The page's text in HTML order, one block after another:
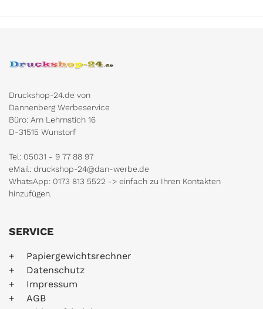
Druckshop-24.de von
Dannenberg Werbeservice
Büro: Am Lehmstich 16
D-31515 Wunstorf
Tel: 05031 - 9 77 88 97
eMail: druckshop-24@dan-werbe.de
WhatsApp: 0173 813 5522 -> einfach zu Ihren Kontakten
hinzufügen.
SERVICE
Papiergewichtsrechner
Datenschutz
Impressum
AGB